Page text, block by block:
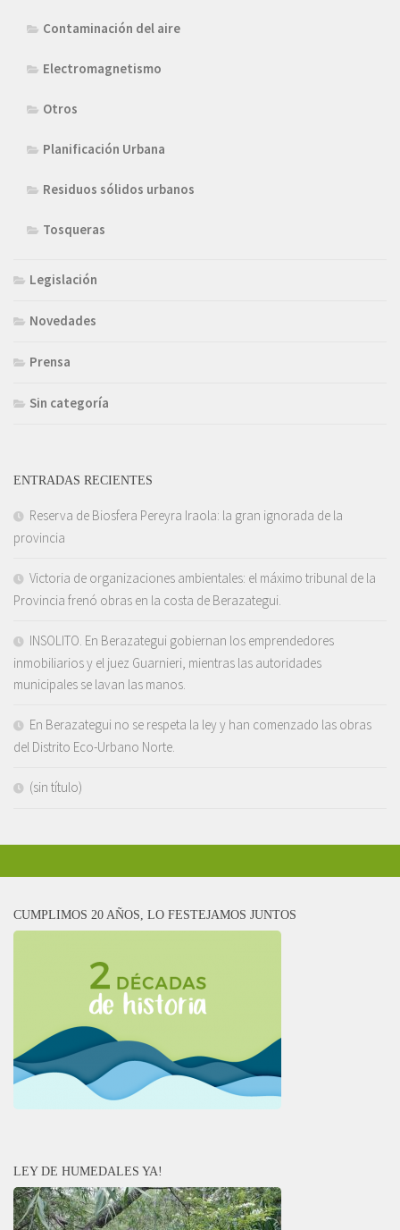
Contaminación del aire
Electromagnetismo
Otros
Planificación Urbana
Residuos sólidos urbanos
Tosqueras
Legislación
Novedades
Prensa
Sin categoría
ENTRADAS RECIENTES
Reserva de Biosfera Pereyra Iraola: la gran ignorada de la
provincia
Victoria de organizaciones ambientales: el máximo tribunal de la
Provincia frenó obras en la costa de Berazategui.
INSOLITO. En Berazategui gobiernan los emprendedores
inmobiliarios y el juez Guarnieri, mientras las autoridades
municipales se lavan las manos.
En Berazategui no se respeta la ley y han comenzado las obras
del Distrito Eco-Urbano Norte.
(sin título)
CUMPLIMOS 20 AÑOS, LO FESTEJAMOS JUNTOS
LEY DE HUMEDALES YA!